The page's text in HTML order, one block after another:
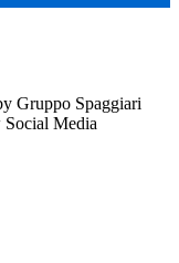
Gruppo Spaggiari
Media